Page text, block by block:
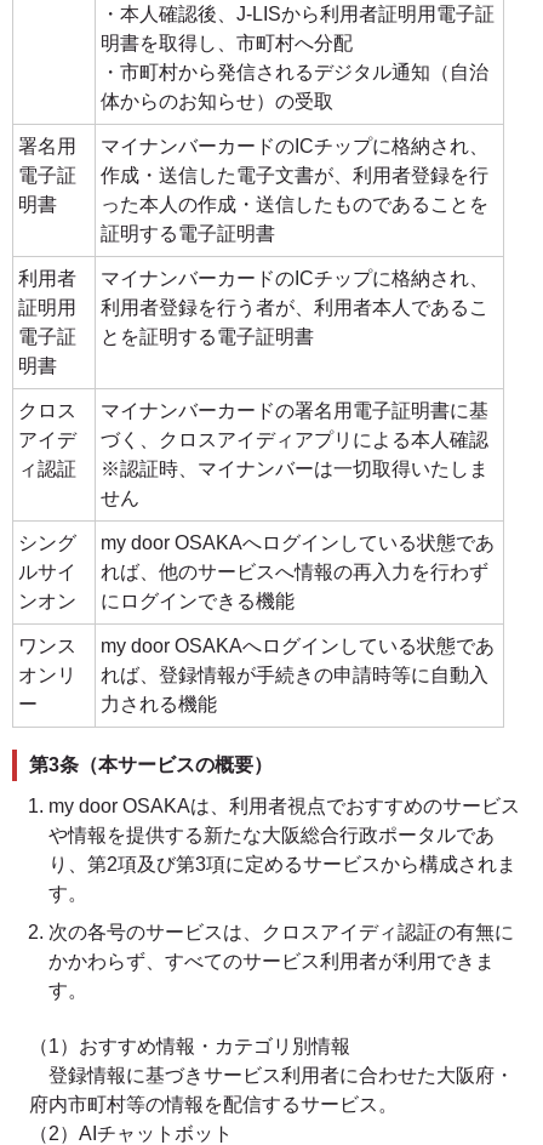
・本人確認後、J-LISから利用者証明用電子証
明書を取得し、市町村へ分配
・市町村から発信されるデジタル通知（自治
体からのお知らせ）の受取
署名用
電子証
明書
マイナンバーカードのICチップに格納され、
作成・送信した電子文書が、利用者登録を行
った本人の作成・送信したものであることを
証明する電子証明書
利用者
証明用
電子証
明書
マイナンバーカードのICチップに格納され、
利用者登録を行う者が、利用者本人であるこ
とを証明する電子証明書
クロス
アイデ
ィ認証
マイナンバーカードの署名用電子証明書に基
づく、クロスアイディアプリによる本人確認
※認証時、マイナンバーは一切取得いたしま
せん
シング
ルサイ
ンオン
my door OSAKAへログインしている状態であ
れば、他のサービスへ情報の再入力を行わず
にログインできる機能
ワンス
オンリ
ー
my door OSAKAへログインしている状態であ
れば、登録情報が手続きの申請時等に自動入
力される機能
第3条（本サービスの概要）
my door OSAKAは、利用者視点でおすすめのサービス
や情報を提供する新たな大阪総合行政ポータルであ
り、第2項及び第3項に定めるサービスから構成されま
す。
次の各号のサービスは、クロスアイディ認証の有無に
かかわらず、すべてのサービス利用者が利用できま
す。
（1）おすすめ情報・カテゴリ別情報
登録情報に基づきサービス利用者に合わせた大阪府・
府内市町村等の情報を配信するサービス。
（2）AIチャットボット